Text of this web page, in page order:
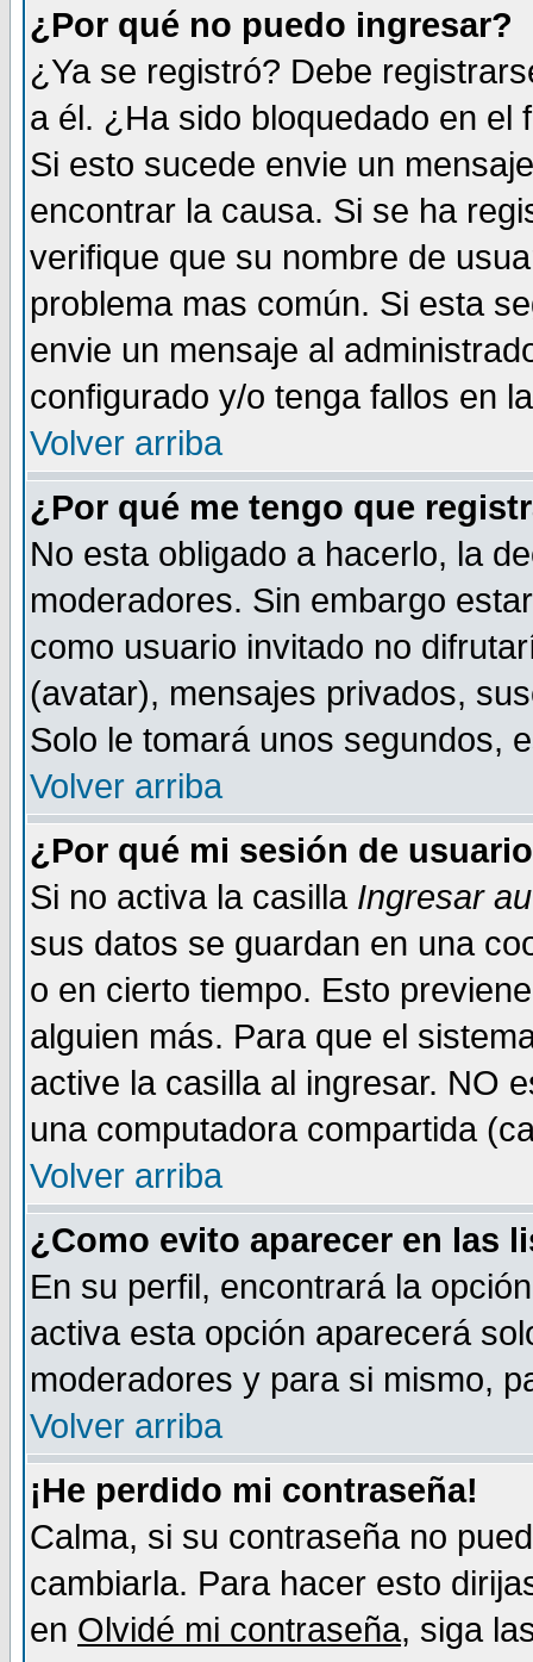
¿Por qué no puedo ingresar?
¿Ya se registró? Debe
a él. ¿Ha sido bloquedado en
Si esto sucede envie un
encontrar la causa. Si se ha
verifique que su nombre de
problema mas común. Si esta
envie un mensaje al
configurado y/o tenga fallos en
Volver arriba
¿Por qué me tengo que
No esta obligado a hacerlo, la
moderadores. Sin embargo
como usuario invitado no
(avatar), mensajes privados,
Solo le tomará unos segundos,
Volver arriba
¿Por qué mi sesión de
Si no activa la casilla Ingresar
sus datos se guardan en una
o en cierto tiempo. Esto
alguien más. Para que el
active la casilla al ingresar. NO
una computadora compartida
Volver arriba
¿Como evito aparecer en las
En su perfil, encontrará la
activa esta opción aparecerá
moderadores y para si mismo,
Volver arriba
¡He perdido mi contraseña!
Calma, si su contraseña no
cambiarla. Para hacer esto
en Olvidé mi contraseña, siga